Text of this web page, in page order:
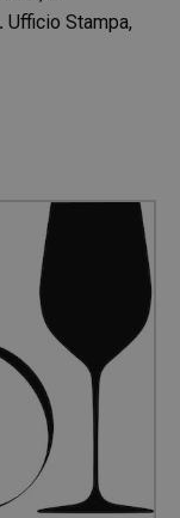
Ufficio Stampa,